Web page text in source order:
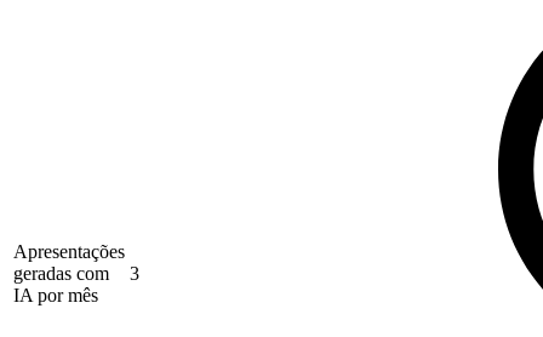
Apresentações
geradas com
IA por mês
3